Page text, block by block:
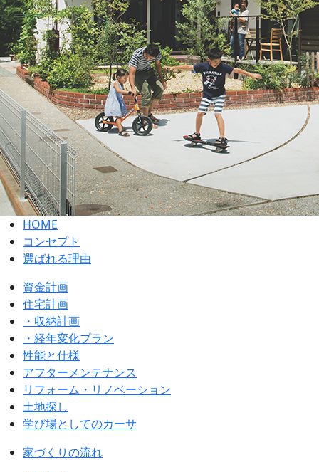
HOME
コンセプト
選ばれる理由
資金計画
住宅計画
・収納計画
・経年変化プラン
性能と仕様
アフターメンテナンス
リフォーム・リノベーション
土地探し
学び場としてのカーサ
家づくりの流れ